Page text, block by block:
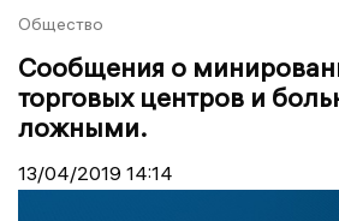
Общество
Сообщения о
торговых центров и
ложными.
13/04/2019 14:14